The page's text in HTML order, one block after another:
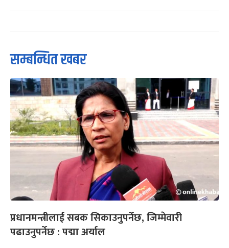
सम्बन्धित खबर
प्रधानमन्त्रीलाई सबक सिकाउनुपर्नेछ, जिम्मेवारी
पढाउनुपर्नेछ : पद्मा अर्याल